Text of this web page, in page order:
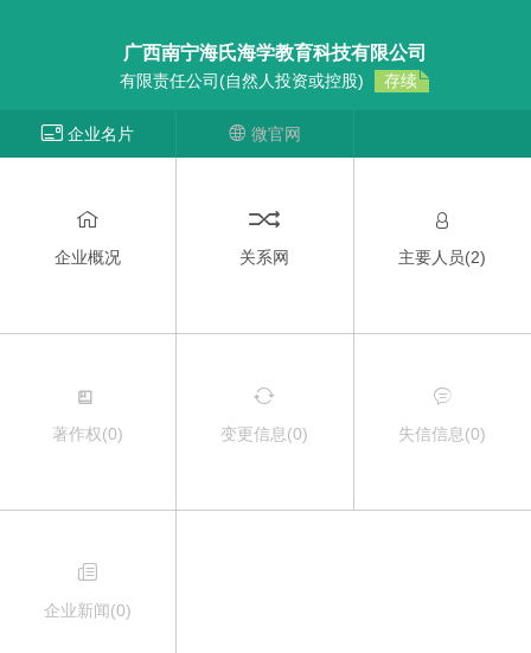
广西南宁海氏海学教育科技有限公司
有限责任公司(自然人投资或控股) 存续
企业名片 微官网
企业概况 关系网 主要人员(2)
著作权(0) 变更信息(0) 失信信息(0)
企业新闻(0)